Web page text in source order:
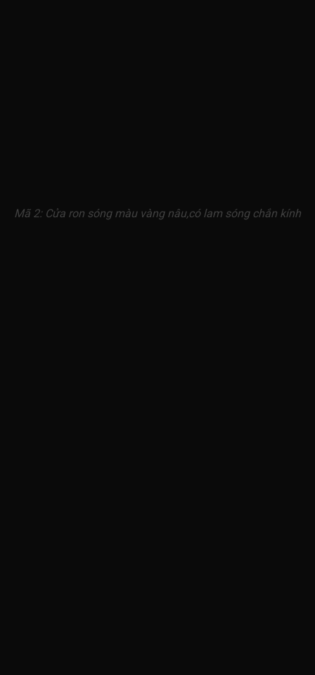
Mã 2: Cửa ron sóng màu vàng nâu,có lam sóng chắn kính